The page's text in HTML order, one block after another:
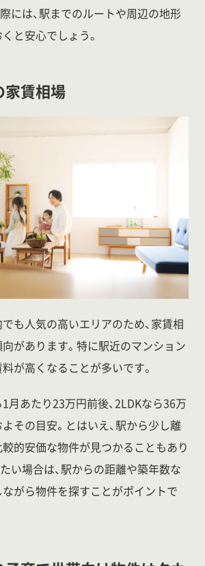
には、駅までのルートや周辺の地形
と安心でしょう。
家賃相場
も人気の高いエリアのため、家賃相
があります。特に駅近のマンション
が高くなることが多いです。
月あたり23万円前後、2LDKなら36万
その目安。とはいえ、駅から少し離
的安価な物件が見つかることもあり
い場合は、駅からの距離や築年数な
がら物件を探すことがポイントで